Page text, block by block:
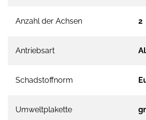
Anzahl der Achsen 2
Antriebsart
Schadstoffnorm
Umweltplakette